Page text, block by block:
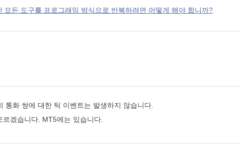
든 도구를 프로그래밍 방식으로 반복하려면 어떻게 해야 합니까?
통화 쌍에 대한 틱 이벤트는 발생하지 않습니다.
겠습니다. MT5에는 있습니다.